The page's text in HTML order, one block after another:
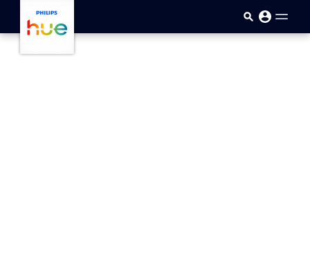
Pular para o conteúdo principal